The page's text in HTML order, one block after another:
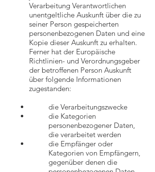
Verarbeitung Verantwortlichen
unentgeltliche Auskunft über die zu
seiner Person gespeicherten
personenbezogenen Daten und eine
Kopie dieser Auskunft zu erhalten.
Ferner hat der Europäische
Richtlinien- und Verordnungsgeber
der betroffenen Person Auskunft
über folgende Informationen
zugestanden:
die Verarbeitungszwecke
die Kategorien
personenbezogener Daten,
die verarbeitet werden
die Empfänger oder
Kategorien von Empfängern,
gegenüber denen die